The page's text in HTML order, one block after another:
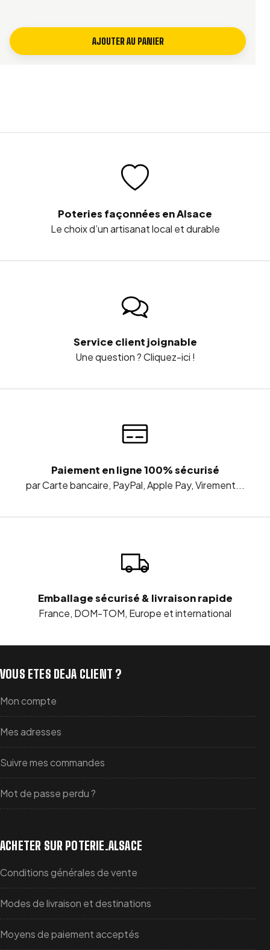
AJOUTER AU PANIER
Poteries façonnées en Alsace
Le choix d’un artisanat local et durable
Service client joignable
Une question ? Cliquez-ici !
Paiement en ligne 100% sécurisé
par Carte bancaire, PayPal, Apple Pay, Virement...
Emballage sécurisé & livraison rapide
France, DOM-TOM, Europe et international
VOUS ETES DEJA CLIENT ?
Mon compte
Mes adresses
Suivre mes commandes
Mot de passe perdu ?
ACHETER SUR POTERIE.ALSACE
Conditions générales de vente
Modes de livraison et destinations
Moyens de paiement acceptés